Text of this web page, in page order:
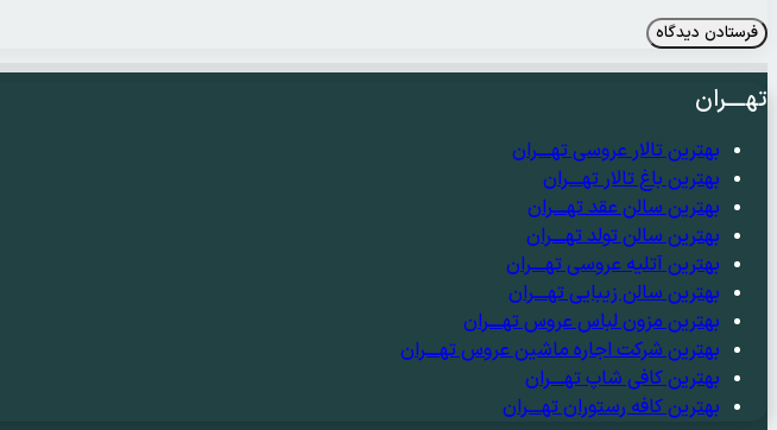
تهــــران
بهترین تالار عروسی تهــــران
بهترین باغ تالار تهــــران
بهترین سالن عقد تهــــران
بهترین سالن تولد تهــــران
بهترین آتلیه عروسی تهــــران
بهترین سالن زیبایی تهــــران
بهترین مزون لباس عروس تهــــران
بهترین شرکت اجاره ماشین عروس تهــــران
بهترین کافی شاپ تهــــران
بهترین کافه رستوران تهــــران